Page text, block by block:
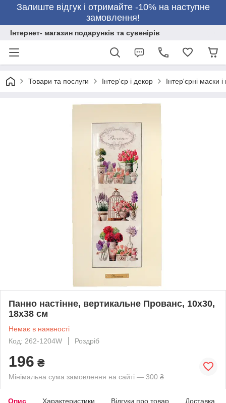
Залиште відгук і отримайте -10% на наступне
замовлення!
Інтернет- магазин подарунків та сувенірів
Товари та послуги Інтер'єр і декор Інтер'єрні маски
Панно настінне, вертикальне Прованс, 10х30,
18х38 см
Немає в наявності
Код: 262-1204W
Роздріб
196 ₴
Мінімальна сума замовлення на сайті — 300 ₴
Опис Характеристики Відгуки про товар Доставка